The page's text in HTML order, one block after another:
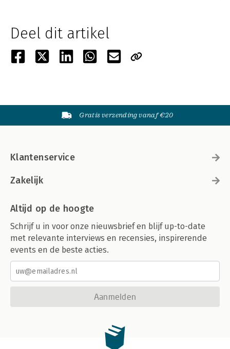
Deel dit artikel
Gratis verzending vanaf €20
Klantenservice
Zakelijk
Altijd op de hoogte
Schrijf u in voor onze nieuwsbrief en blijf up-to-date
met relevante interviews en recensies, inspirerende
events en de beste acties.
Aanmelden